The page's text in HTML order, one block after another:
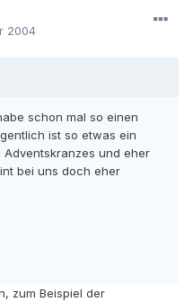
2004
schon mal so einen
ist so etwas ein
und eher
bei uns doch eher
zum Beispiel der